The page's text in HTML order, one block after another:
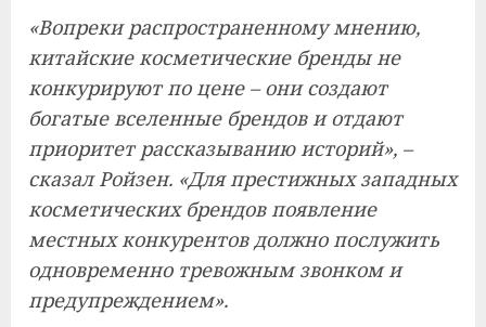
«Вопреки распространенному мнению,
китайские косметические бренды не
конкурируют по цене – они создают
богатые вселенные брендов и отдают
приоритет рассказыванию историй», –
сказал Ройзен. «Для престижных западных
косметических брендов появление
местных конкурентов должно послужить
одновременно тревожным звонком и
предупреждением».